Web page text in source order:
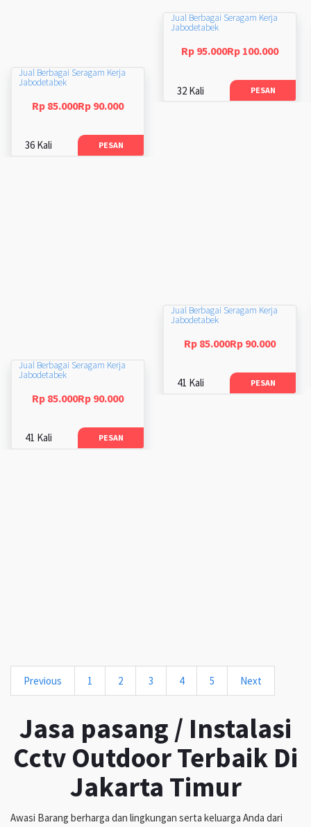
Jual Berbagai Seragam Kerja
Jabodetabek
Rp 95.000Rp 100.000
32 Kali PESAN
Jual Berbagai Seragam Kerja
Jabodetabek
Rp 85.000Rp 90.000
36 Kali PESAN
Jual Berbagai Seragam Kerja
Jabodetabek
Rp 85.000Rp 90.000
41 Kali PESAN
Jual Berbagai Seragam Kerja
Jabodetabek
Rp 85.000Rp 90.000
41 Kali PESAN
Previous 1 2 3 4 5 Next
Jasa pasang / Instalasi
Cctv Outdoor Terbaik Di
Jakarta Timur
Awasi Barang berharga dan lingkungan serta keluarga Anda dari